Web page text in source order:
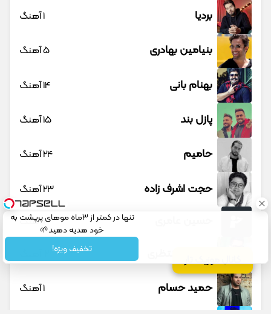
کانال موزیک تار
بردیا 1 آهنگ
بنیامین بهادری 5 آهنگ
بهنام بانی 14 آهنگ
پازل بند 15 آهنگ
حامیم 24 آهنگ
حجت اشرف زاده 23 آهنگ
حمید حسام 1 آهنگ
تنها در کمتر از 3ماه موهای پرپشت به
خود هدیه دهید🌱
شامپوجلبک40%تخفیفتخفیف ویژه!